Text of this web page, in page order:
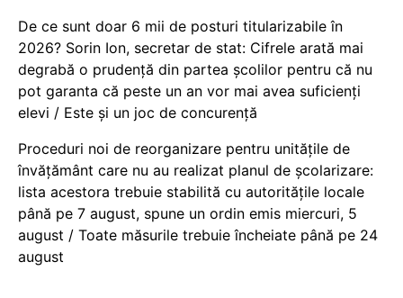
De ce sunt doar 6 mii de posturi titularizabile în
2026? Sorin Ion, secretar de stat: Cifrele arată mai
degrabă o prudență din partea școlilor pentru că nu
pot garanta că peste un an vor mai avea suficienți
elevi / Este și un joc de concurență
Proceduri noi de reorganizare pentru unitățile de
învățământ care nu au realizat planul de școlarizare:
lista acestora trebuie stabilită cu autoritățile locale
până pe 7 august, spune un ordin emis miercuri, 5
august / Toate măsurile trebuie încheiate până pe 24
august